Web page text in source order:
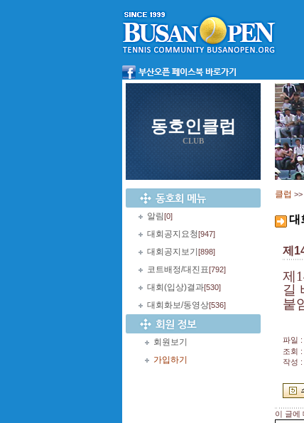
동호인클럽
CLUB
알림[0]
대회공지요청[947]
대회공지보기 [898]
코트배정/대진표[792]
대회(입상)결과[530]
대회화보/동영상[536]
회원보기
가입하기
클럽 >>
대
제
제
길
붙
파일 :
조회
작성
이 글에